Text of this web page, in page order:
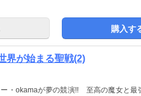
購入す
界が始まる聖戦(2)
・okamaが夢の競演!! 至高の魔女と最